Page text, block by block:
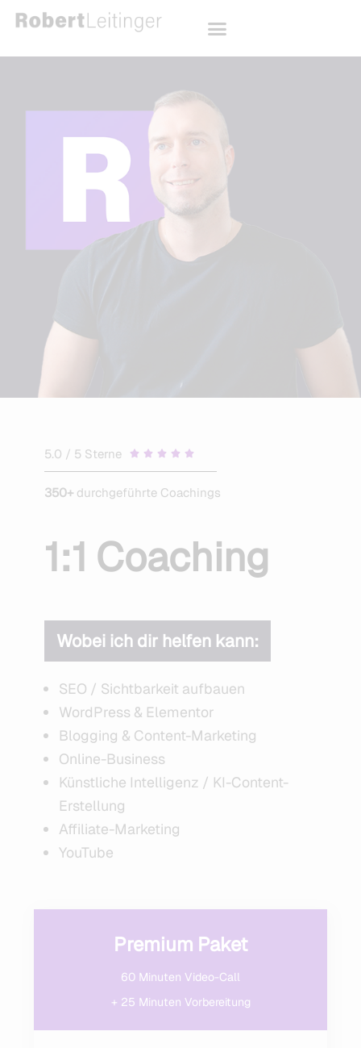
5.0 / 5 Sterne     
350+durchgeführte Coachings
1:1 Coaching
Wobei ich dir helfen kann:
SEO / Sichtbarkeit aufbauen
WordPress & Elementor
Blogging & Content-Marketing
Online-Business
Künstliche Intelligenz / KI-Content-
Erstellung
Affiliate-Marketing
YouTube
Premium Paket
60 Minuten Video-Call
+ 25 Minuten Vorbereitung